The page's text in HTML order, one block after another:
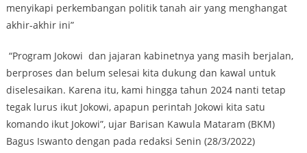
menyikapi perkembangan politik tanah air yang menghangat
akhir-akhir ini”
“Program Jokowi dan jajaran kabinetnya yang masih berjalan,
berproses dan belum selesai kita dukung dan kawal untuk
diselesaikan. Karena itu, kami hingga tahun 2024 nanti tetap
tegak lurus ikut Jokowi, apapun perintah Jokowi kita satu
komando ikut Jokowi”, ujar Barisan Kawula Mataram (BKM)
Bagus Iswanto dengan pada redaksi Senin (28/3/2022)